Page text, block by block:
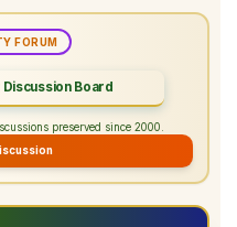
FORUM
Board
preserved since 2000.